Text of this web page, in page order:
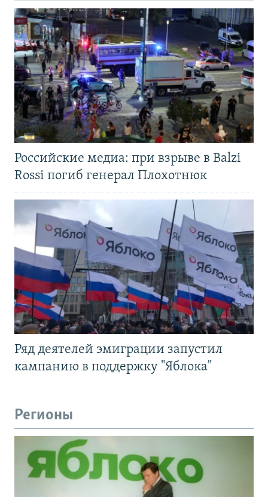
Российские медиа: при взрыве в Balzi
Rossi погиб генерал Плохотнюк
Ряд деятелей эмиграции запустил
кампанию в поддержку "Яблока"
Регионы